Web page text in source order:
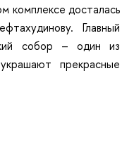
комплексе досталась
Главный
собор – один из
прекрасные